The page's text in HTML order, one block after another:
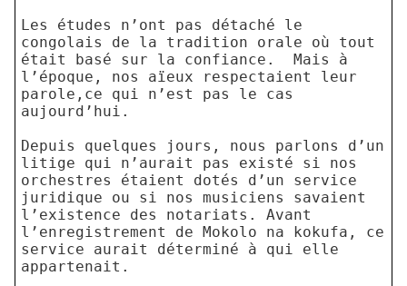
Les études n’ont pas détaché le
congolais de la tradition orale où tout
était basé sur la confiance.
Mais à
l’époque, nos aïeux respectaient leur
parole,ce qui n’est pas le cas
aujourd’hui.
Depuis quelques jours, nous parlons d’un
litige qui n’aurait pas existé si nos
orchestres étaient dotés d’un service
juridique ou si nos musiciens savaient
l’existence des notariats. Avant
l’enregistrement de Mokolo na kokufa, ce
service aurait déterminé à qui elle
appartenait.